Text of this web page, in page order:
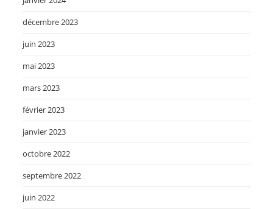
décembre 2023
juin 2023
mai 2023
mars 2023
février 2023
janvier 2023
octobre 2022
septembre 2022
juin 2022